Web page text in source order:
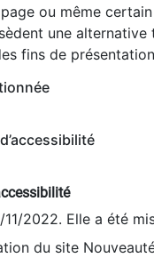
ou même
une alternative
fins de
2022. Elle a été
du site